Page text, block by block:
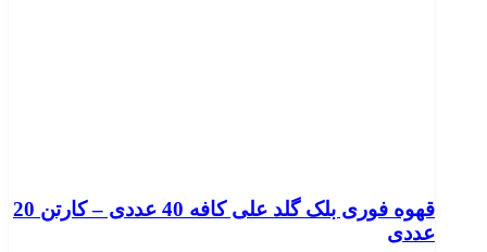
قهوه فوری بلک گلد علی کافه 40 عددی – کارتن 20
عددی